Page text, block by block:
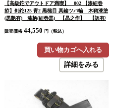
【高級鉈でアウトドア満喫】 002 【漆紐巻
拵】剣鉈125 青2 黒槌目 真鍮ツバ輪 木鞘漆塗
(黒艶有) 漆柄(紐巻黒) 【晶之作】 【訳有/
ン：承諾の上注文】
販売価格 44,550 円（税込）
買い物カゴへ入れる
詳細をみる